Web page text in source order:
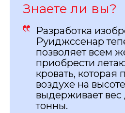
Знаете ли вы?
Разработка
Руиджссенар
позволяет всем
приобрести
кровать, которая
воздухе на
выдерживает
тонны.